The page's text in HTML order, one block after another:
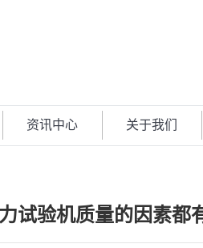
资讯中心 关于我们
试验机质量的因素都